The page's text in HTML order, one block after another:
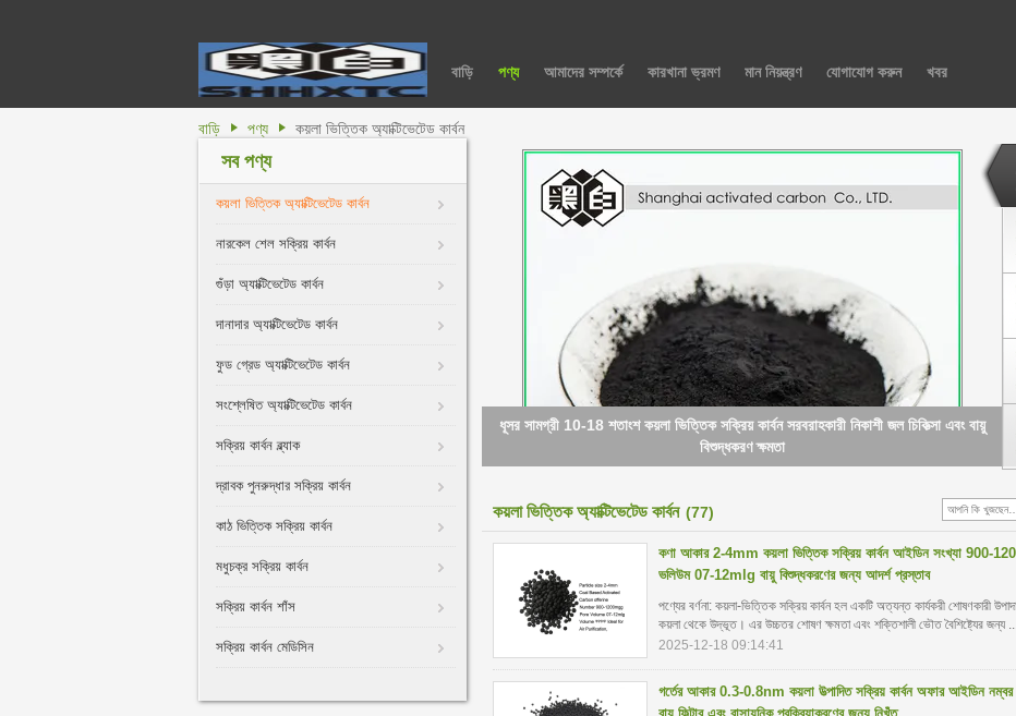
বাড়ি পণ্য আমাদের সম্পর্কে কারখানা ভ্রমণ মান নিয়ন্ত্রণ যোগাযোগ করুন খবর
বাড়ি পণ্য কয়লা ভিত্তিক অ্যাক্টিভেটেড কার্বন
সব পণ্য
কয়লা ভিত্তিক অ্যাক্টিভেটেড কার্বন
নারকেল শেল সক্রিয় কার্বন
গুঁড়া অ্যাক্টিভেটেড কার্বন
দানাদার অ্যাক্টিভেটেড কার্বন
ফুড গ্রেড অ্যাক্টিভেটেড কার্বন
সংশ্লেষিত অ্যাক্টিভেটেড কার্বন
সক্রিয় কার্বন ব্ল্যাক
দ্রাবক পুনরুদ্ধার সক্রিয় কার্বন
কাঠ ভিত্তিক সক্রিয় কার্বন
মধুচক্র সক্রিয় কার্বন
সক্রিয় কার্বন শাঁস
সক্রিয় কার্বন মেডিসিন
কালো কয়লা ভিত্তিক অ্যাক্টিভেটেড কার্বন বৈশিষ্ট্যযুক্ত আর্দ্রতা সামগ্রী 1-5 শতাংশ পরিবেশ সুরক্ষা এবং
শোষণ ব্যবহারের জন্য ডিজাইন করা হয়েছে
কয়লা ভিত্তিক অ্যাক্টিভেটেড কার্বন (77)
কণা আকার 2-4mm কয়লা ভিত্তিক সক্রিয় কার্বন আইডিন সংখ্যা 900-
ভলিউম 07-12mlg বায়ু বিশুদ্ধকরণের জন্য আদর্শ প্রস্তাব
পণ্যের বর্ণনা: কয়লা-ভিত্তিক সক্রিয় কার্বন হল একটি অত্যন্ত কার্যকরী শোষণকারী
কয়লা থেকে উদ্ভূত। এর উচ্চতর শোষণ ক্ষমতা এবং শক্তিশালী ভৌত বৈশিষ্ট্যের জন্য
2025-12-18 09:14:41
গর্তের আকার 0.3-0.8nm কয়লা উত্পাদিত সক্রিয় কার্বন অফার আইডিন